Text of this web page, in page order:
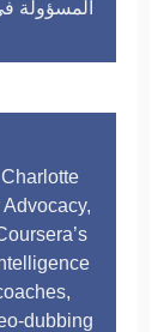
المسؤولة
dubbing